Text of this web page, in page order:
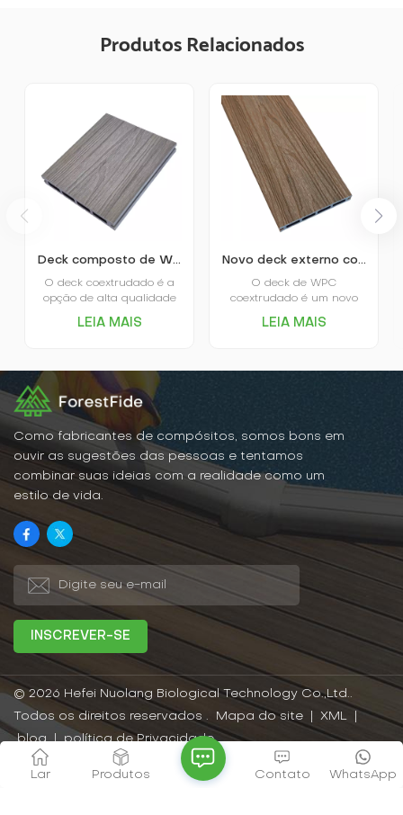
Produtos Relacionados
Deck composto de WPC coextrudado e pultrudado
O deck coextrudado é a
opção de alta qualidade
deck coextrudado é
daí o nome.O principal
diferencial do deck
revestido é o alto
desempenho em absorção
de água e resistência a
arranhões, além da
variedade de padrões e
cores disponíveis, que são
grandes vantagens desse
tipo de deck.
LEIA MAIS
Novo deck externo composto coextrudado WPC com seção quadrada oca.
O deck de WPC
coextrudado é um novo
durável e ecológico, que
resistência à água e à
umidade, aos raios UV e à
abrasão, além de ser fácil
de limpar e manter.
LEIA MAIS
Como fabricantes de compósitos, somos bons em
ouvir as sugestões das pessoas e tentamos
combinar suas ideias com a realidade como um
estilo de vida.
© 2026 Hefei Nuolang Biological Technology Co.,Ltd..
Todos os direitos reservados .
Mapa do site XML
blog | política de Privacidade
Rede IPv6 suportada
Lar
Produtos WhatsApp
Contato